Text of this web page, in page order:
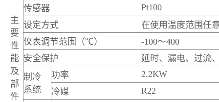
主
要
性
能
及
部
件
传感器
Pt100
设定方式
在使用温度范围任
仪表调节范围（℃）
-100～400
安全保护
延时、漏电、过流
制冷
系统
功率
2.2KW
冷媒
R22